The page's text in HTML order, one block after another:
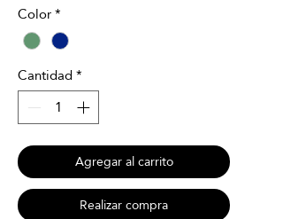
Color*
Cantidad*
Agregar al carrito
Realizar compra